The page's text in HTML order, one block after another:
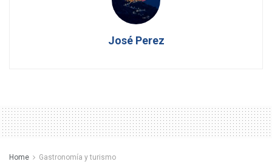
José Perez
Home Gastronomía y turismo